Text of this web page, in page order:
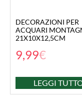
DECORAZIONI PER
ACQUARI
21X10X12,5CM
9,99€
LEGGI